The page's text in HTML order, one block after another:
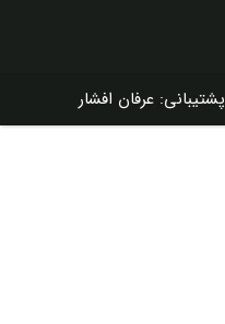
پشتیبانی: عرفان افشار